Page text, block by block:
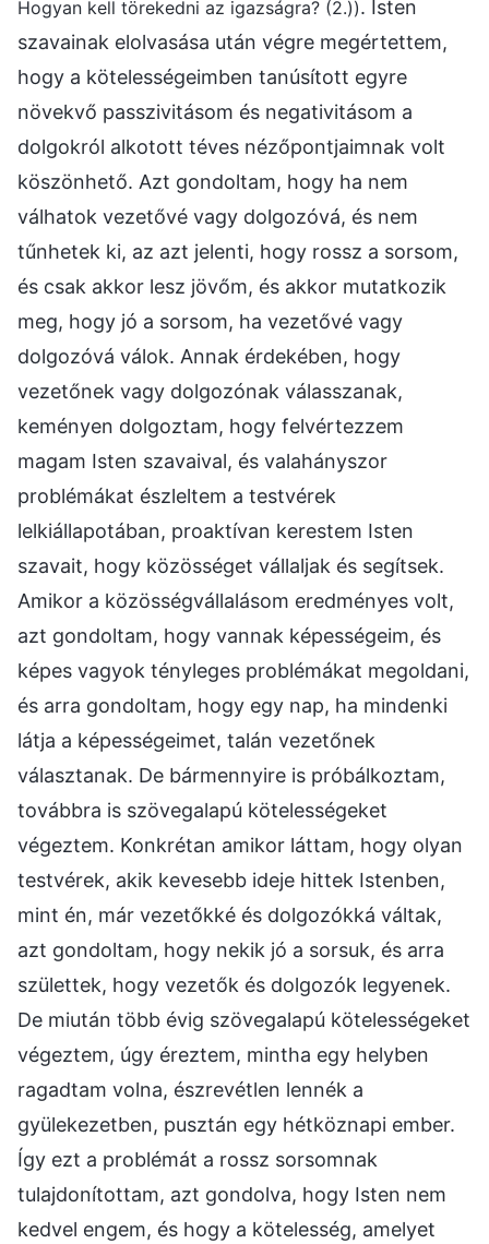
Hogyan kell törekedni az igazságra? (2.)). Isten
szavainak elolvasása után végre megértettem,
hogy a kötelességeimben tanúsított egyre
növekvő passzivitásom és negativitásom a
dolgokról alkotott téves nézőpontjaimnak volt
köszönhető. Azt gondoltam, hogy ha nem
válhatok vezetővé vagy dolgozóvá, és nem
tűnhetek ki, az azt jelenti, hogy rossz a sorsom,
és csak akkor lesz jövőm, és akkor mutatkozik
meg, hogy jó a sorsom, ha vezetővé vagy
dolgozóvá válok. Annak érdekében, hogy
vezetőnek vagy dolgozónak válasszanak,
keményen dolgoztam, hogy felvértezzem
magam Isten szavaival, és valahányszor
problémákat észleltem a testvérek
lelkiállapotában, proaktívan kerestem Isten
szavait, hogy közösséget vállaljak és segítsek.
Amikor a közösségvállalásom eredményes volt,
azt gondoltam, hogy vannak képességeim, és
képes vagyok tényleges problémákat megoldani,
és arra gondoltam, hogy egy nap, ha mindenki
látja a képességeimet, talán vezetőnek
választanak. De bármennyire is próbálkoztam,
továbbra is szövegalapú kötelességeket
végeztem. Konkrétan amikor láttam, hogy olyan
testvérek, akik kevesebb ideje hittek Istenben,
mint én, már vezetőkké és dolgozókká váltak,
azt gondoltam, hogy nekik jó a sorsuk, és arra
születtek, hogy vezetők és dolgozók legyenek.
De miután több évig szövegalapú kötelességeket
végeztem, úgy éreztem, mintha egy helyben
ragadtam volna, észrevétlen lennék a
gyülekezetben, pusztán egy hétköznapi ember.
Így ezt a problémát a rossz sorsomnak
tulajdonítottam, azt gondolva, hogy Isten nem
kedvel engem, és hogy a kötelesség, amelyet